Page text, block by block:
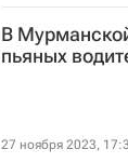
Ульяновский
В
пьяных
27 ноября 2023,